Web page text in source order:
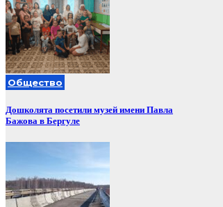
Общество
Дошколята посетили музей имени Павла
Бажова в Бергуле